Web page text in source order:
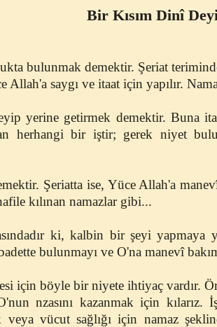
Bir Kısım Dinî
bulunmak demektir. Şeriat
Allah'a saygı ve itaat için yapılır.
yerine getirmek demektir. Buna
herhangi bir iştir; gerek niyet
Şeriatta ise, Yüce Allah'a
kılınan namazlar gibi...
ki, kalbin bir şeyi yapmaya
bulunmayı ve O'na manevî
için böyle bir niyete ihtiyaç vardır.
nzasını kazanmak için kılarız.
veya vücut sağlığı için namaz